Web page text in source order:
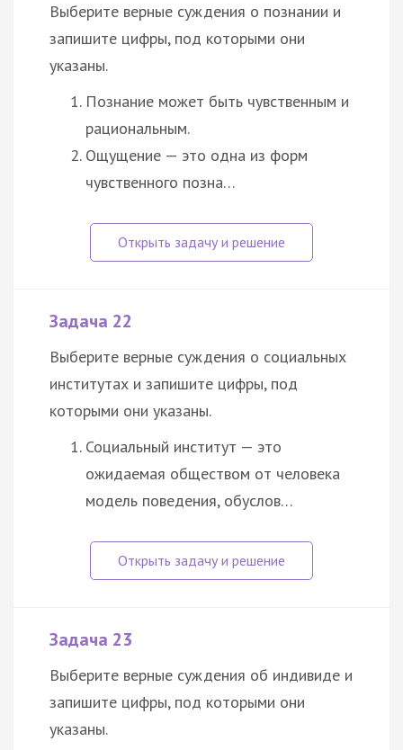
Выберите верные суждения о познании и
запишите цифры, под которыми они
указаны.
Познание может быть чувственным и
рациональным.
Ощущение — это одна из форм
чувственного позна…
Задача 22
Выберите верные суждения о социальных
институтах и запишите цифры, под
которыми они указаны.
Социальный институт — это
ожидаемая обществом от человека
модель поведения, обуслов…
Задача 23
Выберите верные суждения об индивиде и
запишите цифры, под которыми они
указаны.